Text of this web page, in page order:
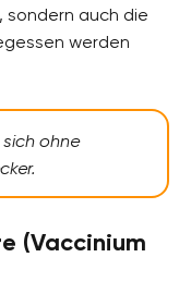
sondern auch die
werden
ohne
(Vaccinium